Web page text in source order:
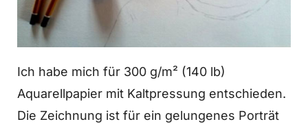
Ich habe mich für 300 g/m² (140 lb)
Aquarellpapier mit Kaltpressung entschieden.
Die Zeichnung ist für ein gelungenes Porträt